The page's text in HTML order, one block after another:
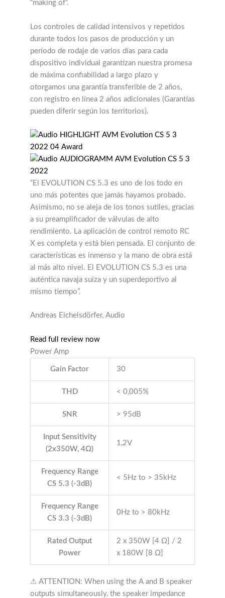
“making of”.
Los controles de calidad intensivos y repetidos
durante todos los pasos de producción y un
período de rodaje de varios días para cada
dispositivo individual garantizan nuestra promesa
de máxima confiabilidad a largo plazo y
otorgamos una garantía transferible de 2 años,
con registro en línea 2 años adicionales (Garantías
pueden diferir según los territorios).
“El EVOLUTION CS 5.3 es uno de los todo en
uno más potentes que jamás hayamos probado.
Asimismo, no se aleja de los tonos sutiles, gracias
a su preamplificador de válvulas de alto
rendimiento. La aplicación de control remoto RC
X es completa y está bien pensada. El conjunto de
características es inmenso y la mano de obra está
al más alto nivel. El EVOLUTION CS 5.3 es una
auténtica navaja suiza y un superdeportivo al
mismo tiempo”.
Andreas Eichelsdörfer, Audio
Read full review now
Power Amp
Gain Factor 30
THD < 0,005%
SNR > 95dB
Input Sensitivity
(2x350W, 4Ω)
1,2V
Frequency Range
CS 5.3 (-3dB)
< 5Hz to > 35kHz
Frequency Range
CS 3.3 (-3dB)
0Hz to > 80kHz
Rated Output
Power
2 x 350W [4 Ω] / 2
x 180W [8 Ω]
⚠ ATTENTION: When using the A and B speaker
outputs simultaneously, the speaker impedance